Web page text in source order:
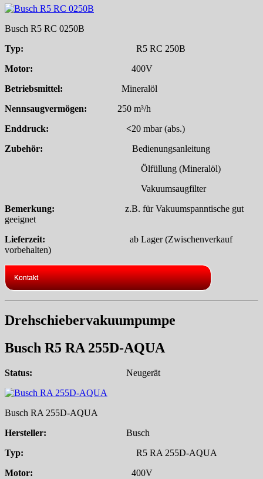
Busch R5 RC 0250B
Typ: R5 RC 250B
Motor: 400V
Betriebsmittel: Mineralöl
Nennsaugvermögen:
250 m³/h
Enddruck: <20 mbar (abs.)
Zubehör:
Bedienungsanleitung
Ölfüllung (Mineralöl)
Vakuumsaugfilter
Bemerkung: z.B. für Vakuumspanntische gut
geeignet
Lieferzeit: ab Lager (Zwischenverkauf
vorbehalten)
Kontakt
Drehschiebervakuumpumpe
Busch R5 RA 255D-AQUA
Status: Neugerät
Busch RA 255D-AQUA
Hersteller: Busch
Typ: R5 RA 255D-AQUA
Motor: 400V